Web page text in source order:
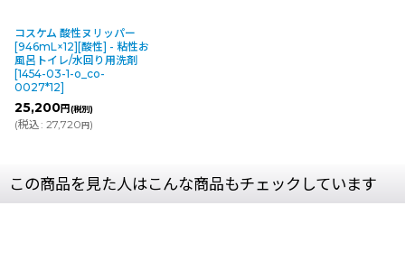
コスケム 酸性ヌリッパー
[946mL×12][酸性] - 粘性お
風呂トイレ/水回り用洗剤
[1454-03-1-o_co-
0027*12]
25,200円(税別)
(税込: 27,720円)
この商品を見た人はこんな商品もチェックしています